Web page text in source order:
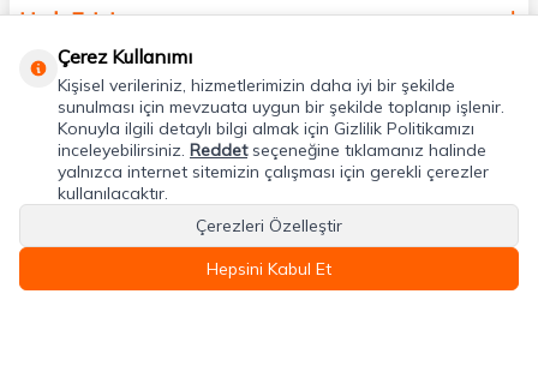
Hızlı Erişim
Uygulamalarımız
Adres & İletişim
Çerez Kullanımı
Kişisel verileriniz, hizmetlerimizin daha iyi bir şekilde
sunulması için mevzuata uygun bir şekilde toplanıp işlenir.
Konuyla ilgili detaylı bilgi almak için Gizlilik Politikamızı
inceleyebilirsiniz. Reddetseçeneğine tıklamanız halinde
yalnızca internet sitemizin çalışması için gerekli çerezler
kullanılacaktır.
Çerezleri Özelleştir
Hepsini Kabul Et